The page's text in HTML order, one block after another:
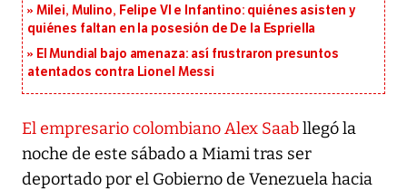
Milei, Mulino, Felipe VI e Infantino: quiénes asisten y
quiénes faltan en la posesión de De la Espriella
El Mundial bajo amenaza: así frustraron presuntos
atentados contra Lionel Messi
El empresario colombiano Alex Saabllegó la
noche de este sábado a Miami tras ser
deportado por el Gobierno de Venezuela hacia